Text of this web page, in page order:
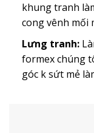
khung tranh
cong vênh mối
Lưng tranh:
formex chúng
góc k sứt mẻ